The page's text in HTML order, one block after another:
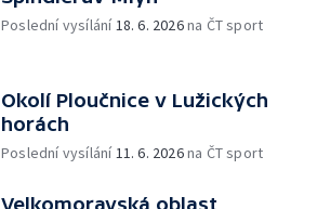
Poslední vysílání18. 6. 2026na ČT sport
Okolí Ploučnice v Lužických
horách
Poslední vysílání11. 6. 2026na ČT sport
Velkomoravská oblast